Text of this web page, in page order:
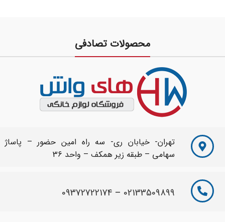
محصولات تصادفی
تهران- خیابان ری- سه راه امین حضور – پاساژ
سهامی – طبقه زیر همکف – واحد 36
02133509899
–
09372722174